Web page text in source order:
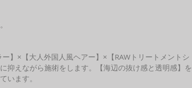
】×【大人外国人風ヘアー】×【RAWトリートメントシ
抑えながら施術をします。【海辺の抜け感と透明感】を
います。